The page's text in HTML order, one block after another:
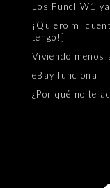
Los Funcl W1
¡Quiero mi
tengo!]
Viviendo menos
eBay funciona
¿Por qué no te